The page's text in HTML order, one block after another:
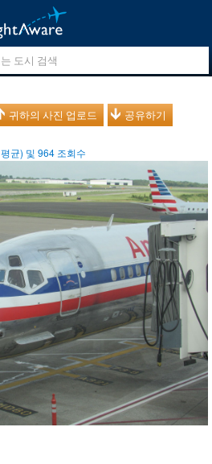
귀하의 사진 업로드 공유하기
평균) 및964 조회수